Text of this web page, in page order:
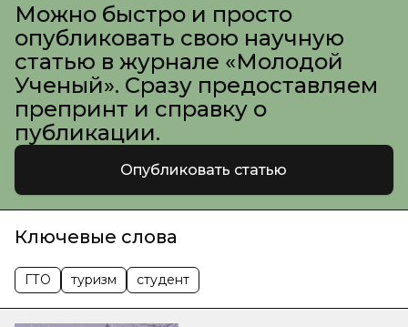
Можно быстро и просто
опубликовать свою научную
статью в журнале «Молодой
Ученый». Сразу предоставляем
препринт и справку о
публикации.
Опубликовать статью
Ключевые слова
ГТО туризм студент